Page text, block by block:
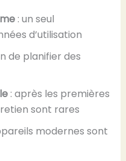
: un seul
d’utilisation
de planifier des
: après les premières
sont rares
modernes sont